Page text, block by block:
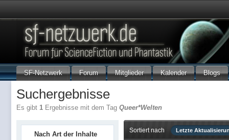
SF-Netzwerk Forum Mitglieder Kalender Blogs
Suchergebnisse
Es gibt 1 Ergebnisse mit dem Tag Queer*Welten
Nach Art der Inhalte Sortiert nach Letzte